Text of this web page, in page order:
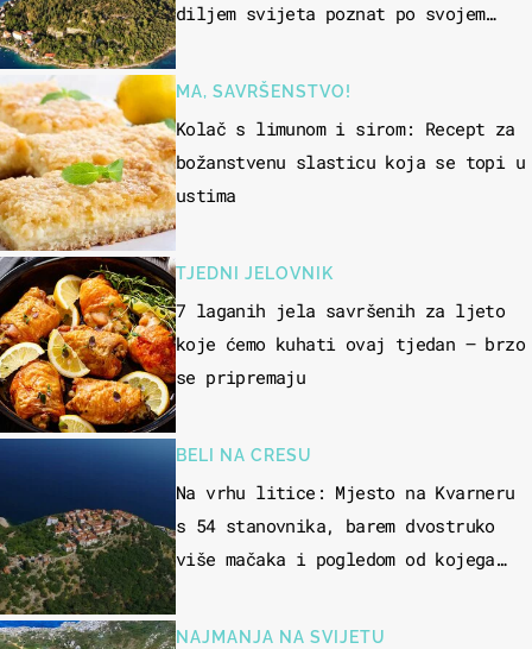
diljem svijeta poznat po svojem
MA, SAVRŠENSTVO!
Kolač s limunom i sirom: Recept za
božanstvenu slasticu koja se topi u
ustima
TJEDNI JELOVNIK
7 laganih jela savršenih za ljeto
koje ćemo kuhati ovaj tjedan – brzo
se pripremaju
BELI NA CRESU
Na vrhu litice: Mjesto na Kvarneru
s 54 stanovnika, barem dvostruko
više mačaka i pogledom od kojega
NAJMANJA NA SVIJETU